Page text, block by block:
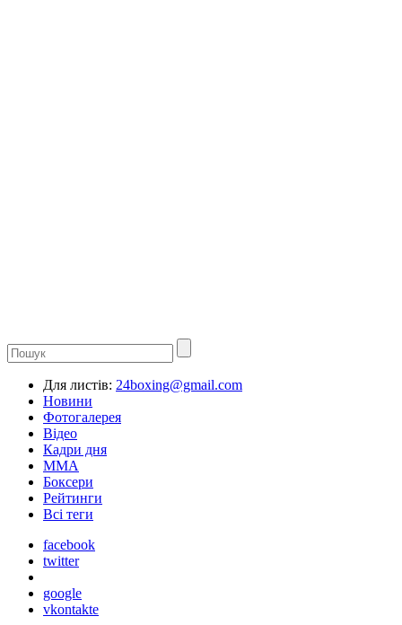
Для листів: 24boxing@gmail.com
Новини
Фотогалерея
Відео
Кадри дня
ММА
Боксери
Рейтинги
Всі теги
facebook
twitter
google
vkontakte